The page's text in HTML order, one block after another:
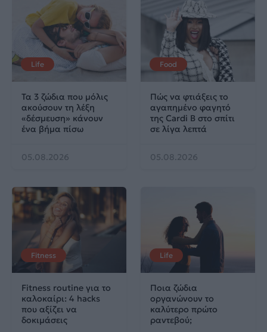
Life
Τα 3 ζώδια που μόλις
ακούσουν τη λέξη
«δέσμευση» κάνουν
ένα βήμα πίσω
05.08.2026
Food
Πώς να φτιάξεις το
αγαπημένο φαγητό
της Cardi B στο σπίτι
σε λίγα λεπτά
05.08.2026
Fitness
Fitness routine για το
καλοκαίρι: 4 hacks
που αξίζει να
δοκιμάσεις
Life
Ποια ζώδια
οργανώνουν το
καλύτερο πρώτο
ραντεβού;